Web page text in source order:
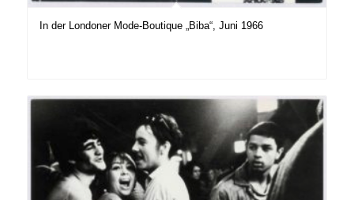
In der Londoner Mode-Boutique „Biba“, Juni 1966